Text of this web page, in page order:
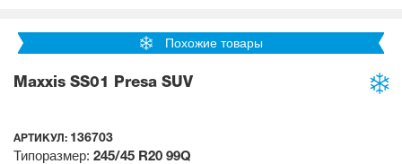
Похожие товары
Maxxis SS01 Presa SUV
АРТИКУЛ: 136703
Типоразмер: 245/45 R20 99Q